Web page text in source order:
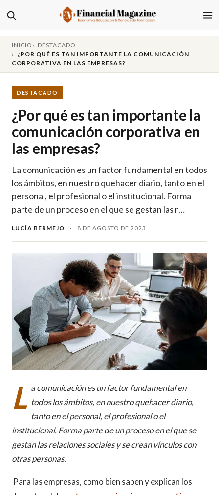
INICIO
DESTACADO
¿POR QUÉ ES TAN IMPORTANTE LA COMUNICACIÓN
CORPORATIVA EN LAS EMPRESAS?
DESTACADO
¿Por qué es tan importante la
comunicación corporativa en
las empresas?
La comunicación es un factor fundamental en todos
los ámbitos, en nuestro quehacer diario, tanto en el
personal, el profesional o el institucional. Forma
parte de un proceso en el que se gestan las r…
LUCÍA BERMEJO · 8 DE AGOSTO DE 2023
L a comunicación es un factor fundamental en
todos los ámbitos, en nuestro quehacer diario,
tanto en el personal, el profesional o el
institucional. Forma parte de un proceso en el que se
gestan las relaciones sociales y se crean vínculos con
otras personas.
Para las empresas, como bien saben y explican los